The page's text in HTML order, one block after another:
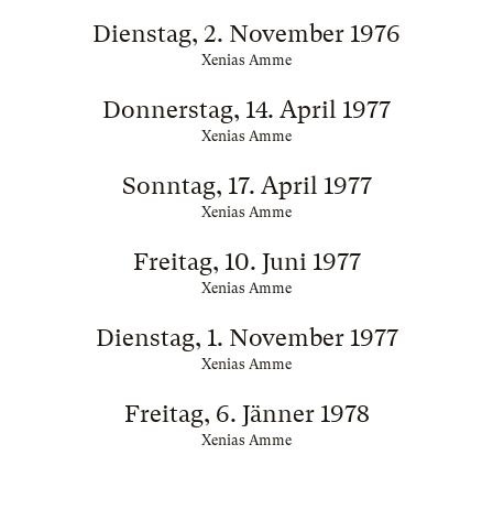
Dienstag, 2. November 1976
Xenias Amme
Donnerstag, 14. April 1977
Xenias Amme
Sonntag, 17. April 1977
Xenias Amme
Freitag, 10. Juni 1977
Xenias Amme
Dienstag, 1. November 1977
Xenias Amme
Freitag, 6. Jänner 1978
Xenias Amme